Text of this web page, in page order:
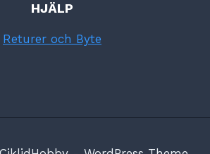
HJÄLP
Returer och Byte